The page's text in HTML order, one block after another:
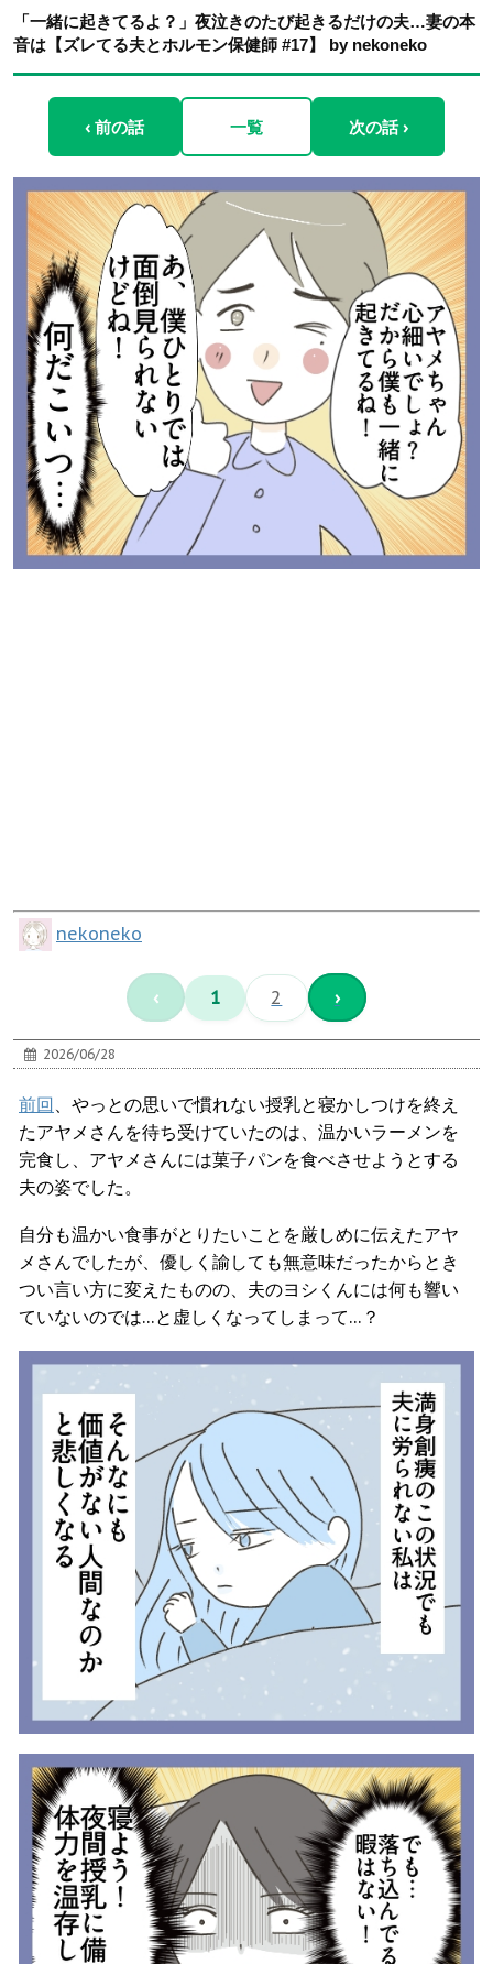
「一緒に起きてるよ？」夜泣きのたび起きるだけの夫…妻の本
音は【ズレてる夫とホルモン保健師 #17】 by nekoneko
‹ 前の話 一覧 次の話 ›
nekoneko
‹ 1 2 ›
2026/06/28
前回 、やっとの思いで慣れない授乳と寝かしつけを終え
たアヤメさんを待ち受けていたのは、温かいラーメンを
完食し、アヤメさんには菓子パンを食べさせようとする
夫の姿でした。
自分も温かい食事がとりたいことを厳しめに伝えたアヤ
メさんでしたが、優しく諭しても無意味だったからとき
つい言い方に変えたものの、夫のヨシくんには何も響い
ていないのでは…と虚しくなってしまって…？